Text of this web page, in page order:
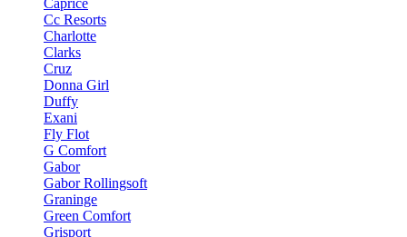
Caprice
Cc Resorts
Charlotte
Clarks
Cruz
Donna Girl
Duffy
Exani
Fly Flot
G Comfort
Gabor
Gabor Rollingsoft
Graninge
Green Comfort
Grisport